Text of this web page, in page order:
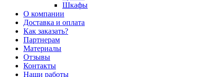
Шкафы
О компании
Доставка и оплата
Как заказать?
Партнерам
Материалы
Отзывы
Контакты
Наши работы